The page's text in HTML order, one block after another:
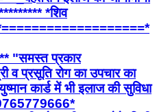
*शिव
*===================*
"समस्त प्रकार
व प्रसूति रोग का उपचार का
कार्ड में भी इलाज की सुविधा